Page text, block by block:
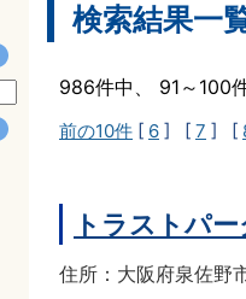
検索結果一
986件中、 91～100
前の10件 [ 6 ] [ 7 ] [
トラストパ
住所：大阪府泉佐野